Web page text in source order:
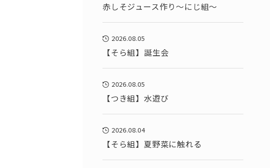
赤しそジュース作り～にじ組～
2026.08.05
【そら組】誕生会
2026.08.05
【つき組】水遊び
2026.08.04
【そら組】夏野菜に触れる